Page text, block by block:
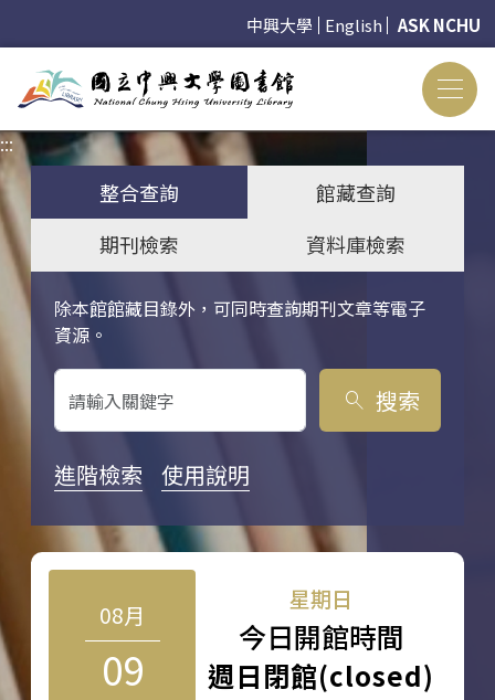
中興大學 English ASK NCHU
:::
整合查詢
館藏查詢
期刊檢索
資料庫檢索
除本館館藏目錄外，可同時查詢期刊文章等電子
資源。
關鍵字搜尋
search 搜索
進階檢索 使用說明
08月
09
星期日
今日開館時間
週日閉館(closed)